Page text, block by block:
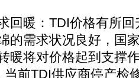
暖：TDI价格有所回
的需求状况良好，国
暖将对价格起到支撑
前TDI供应商停产检